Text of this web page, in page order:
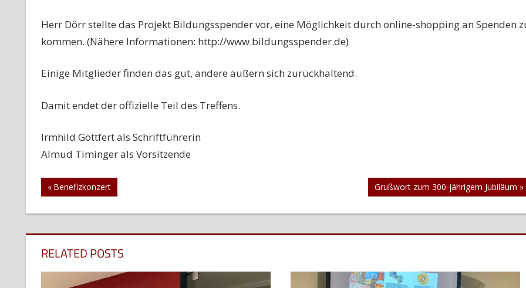
Herr Dörr stellte das Projekt Bildungsspender vor, eine Möglichkeit durch online-shopping an Spenden
kommen. (Nähere Informationen: http://www.bildungsspender.de)
Einige Mitglieder finden das gut, andere äußern sich zurückhaltend.
Damit endet der offizielle Teil des Treffens.
Irmhild Göttfert als Schriftführerin
Almud Timinger als Vorsitzende
Beitragsnavigation
Vorheriger
Beitrag:
Benefizkonzert
Nächster
Beitrag:
Grußwort zum 300-jährigem Jubiläum
RELATED POSTS